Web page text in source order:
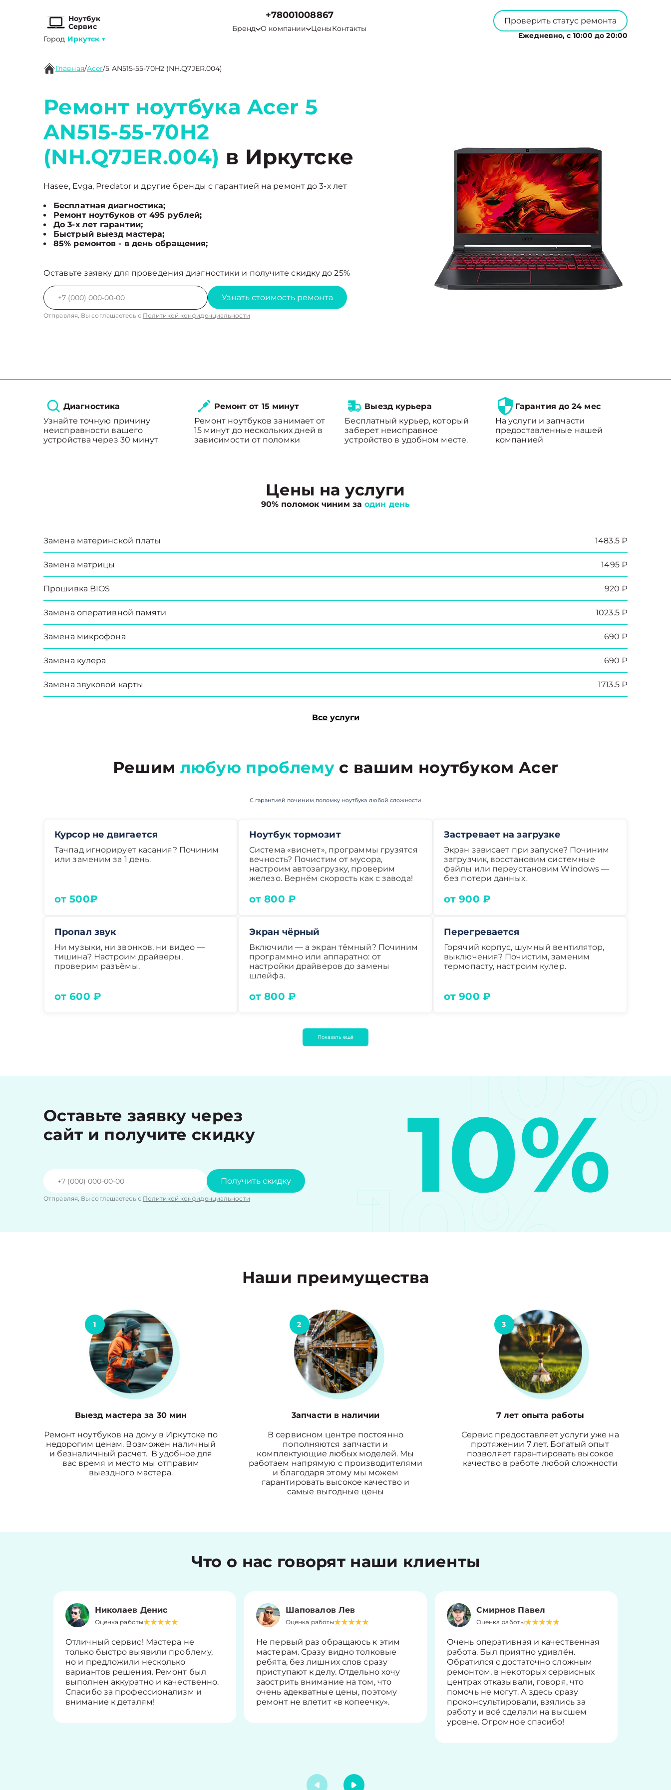
Ноутбук
Сервис
Город Иркутск ▼
+78001008867
Бренд О компании ЦеныКонтакты
Проверить статус ремонта
Ежедневно, с 10:00 до 20:00
Главная/Acer/5 AN515-55-70H2 (NH.Q7JER.004)
Ремонт ноутбука Acer 5
AN515-55-70H2
(NH.Q7JER.004) в Иркутске
Hasee, Evga, Predator и другие бренды с гарантией на ремонт до 3-х лет
Бесплатная диагностика;
Ремонт ноутбуков от 495 рублей;
До 3-х лет гарантии;
Быстрый выезд мастера;
85% ремонтов - в день обращения;
Оставьте заявку для проведения диагностики и получите скидку до 25%
Узнать стоимость ремонта
Отправляя, Вы соглашаетесь с Политикой конфиденциальности
Диагностика
Узнайте точную причину
неисправности вашего
устройства через 30 минут
Ремонт от 15 минут
Ремонт ноутбуков занимает от
15 минут до нескольких дней в
зависимости от поломки
Выезд курьера
Бесплатный курьер, который
заберет неисправное
устройство в удобном месте.
Гарантия до 24 мес
На услуги и запчасти
предоставленные нашей
компанией
Цены на услуги
90% поломок чиним заодин день
Замена материнской платы 1483.5 ₽
Замена матрицы 1495 ₽
Прошивка BIOS 920 ₽
Замена оперативной памяти 1023.5 ₽
Замена микрофона 690 ₽
Замена кулера 690 ₽
Замена звуковой карты 1713.5 ₽
Все услуги
Решим любую проблему с вашим ноутбуком Acer
С гарантией починим поломку ноутбука любой сложности
Курсор не двигается
Тачпад игнорирует касания? Починим
или заменим за 1 день.
от 500₽
Ноутбук тормозит
Система «виснет», программы грузятся
вечность? Почистим от мусора,
настроим автозагрузку, проверим
железо. Вернём скорость как с завода!
от 800 ₽
Застревает на загрузке
Экран зависает при запуске? Починим
загрузчик, восстановим системные
файлы или переустановим Windows —
без потери данных.
от 900 ₽
Пропал звук
Ни музыки, ни звонков, ни видео —
тишина? Настроим драйверы,
проверим разъёмы.
от 600 ₽
Экран чёрный
Включили — а экран тёмный? Починим
программно или аппаратно: от
настройки драйверов до замены
шлейфа.
от 800 ₽
Перегревается
Горячий корпус, шумный вентилятор,
выключения? Почистим, заменим
термопасту, настроим кулер.
от 900 ₽
Показать ещё
Оставьте заявку через
сайт и получите скидку
Получить скидку
Отправляя, Вы соглашаетесь с Политикой конфиденциальности 10%
10%
10%
Наши преимущества
1
Выезд мастера за 30 мин
Ремонт ноутбуков на дому в Иркутске по
недорогим ценам. Возможен наличный
и безналичный расчет. В удобное для
вас время и место мы отправим
выездного мастера.
2
3апчасти в наличии
В сервисном центре постоянно
пополняются запчасти и
комплектующие любых моделей. Мы
работаем напрямую с производителями
и благодаря этому мы можем
гарантировать высокое качество и
самые выгодные цены
3
7 лет опыта работы
Сервис предоставляет услуги уже на
протяжении 7 лет. Богатый опыт
позволяет гарантировать высокое
качество в работе любой сложности
Что о нас говорят наши клиенты
Николаев Денис
Оценка работы
Отличный сервис! Мастера не
только быстро выявили проблему,
но и предложили несколько
вариантов решения. Ремонт был
выполнен аккуратно и качественно.
Спасибо за профессионализм и
внимание к деталям!
Шаповалов Лев
Оценка работы
Не первый раз обращаюсь к этим
мастерам. Сразу видно толковые
ребята, без лишних слов сразу
приступают к делу. Отдельно хочу
заострить внимание на том, что
очень адекватные цены, поэтому
ремонт не влетит «в копеечку».
Смирнов Павел
Оценка работы
Очень оперативная и качественная
работа. Был приятно удивлён.
Обратился с достаточно сложным
ремонтом, в некоторых сервисных
центрах отказывали, говоря, что
помочь не могут. А здесь сразу
проконсультировали, взялись за
работу и всё сделали на высшем
уровне. Огромное спасибо!